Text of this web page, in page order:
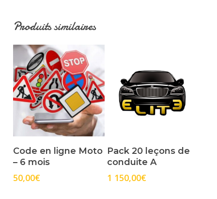
Produits similaires
Select Options
Code en ligne Moto
– 6 mois
50,00€
Select Options
Pack 20 leçons de
conduite A
1 150,00€